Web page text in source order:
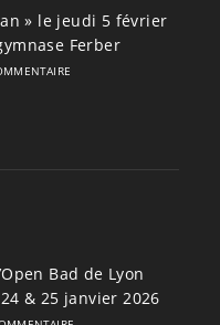
» le jeudi 5 février
Ferber
Bad de Lyon
& 25 janvier 2026